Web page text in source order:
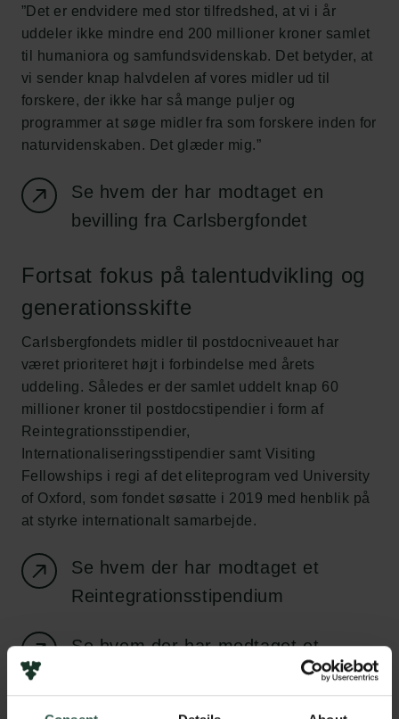
”Det er endvidere med stor tilfredshed, at vi i år
uddeler ikke mindre end 200 millioner kroner samlet
til humaniora og samfundsvidenskab. Det betyder, at
vi sender knap halvdelen af vores midler ud til
forskere, der ikke har så mange puljer og
programmer at søge midler fra som forskere inden for
naturvidenskaben. Det glæder mig.”
Se hvem der har modtaget en
bevilling fra Carlsbergfondet
Fortsat fokus på talentudvikling og
generationsskifte
Carlsbergfondets midler til postdocniveauet har
været prioriteret højt i forbindelse med årets
uddeling. Således er der samlet uddelt knap 60
millioner kroner til postdocstipendier i form af
Reintegrationsstipendier,
Internationaliseringsstipendier samt Visiting
Fellowships i regi af det eliteprogram ved University
of Oxford, som fondet søsatte i 2019 med henblik på
at styrke internationalt samarbejde.
Se hvem der har modtaget et
Reintegrationsstipendium
Se hvem der har modtaget et
Internationaliseringsstipendium